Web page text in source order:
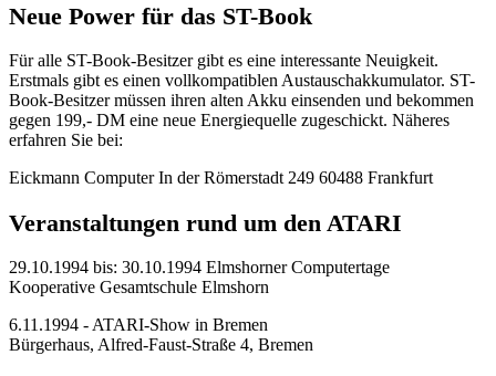
Neue Power für das ST-Book
Für alle ST-Book-Besitzer gibt es eine interessante Neuigkeit.
Erstmals gibt es einen vollkompatiblen Austauschakkumulator. ST-
Book-Besitzer müssen ihren alten Akku einsenden und bekommen
gegen 199,- DM eine neue Energiequelle zugeschickt. Näheres
erfahren Sie bei:
Eickmann Computer In der Römerstadt 249 60488 Frankfurt
Veranstaltungen rund um den ATARI
29.10.1994 bis: 30.10.1994 Elmshorner Computertage
Kooperative Gesamtschule Elmshorn
6.11.1994 - ATARI-Show in Bremen
Bürgerhaus, Alfred-Faust-Straße 4, Bremen